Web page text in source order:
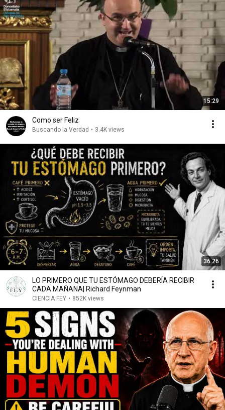
15:29
Como ser Feliz
Buscando la Verdad • 3.4K views
36:26
LO PRIMERO QUE TU ESTÓMAGO DEBERÍA RECIBIR
CADA MAÑANA| Richard Feynman
CIENCIA FEY • 852K views